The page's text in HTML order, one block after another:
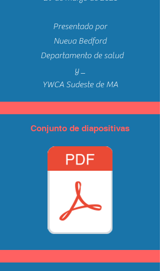
Presentado por
Nueva Bedford
Departamento de salud
y
YWCA Sudeste de MA
Conjunto de diapositivas